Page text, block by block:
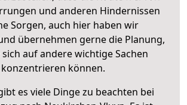
und anderen Hindernissen
Sorgen, auch hier haben wir
übernehmen gerne die Planung,
auf andere wichtige Sachen
konzentrieren können.
es viele Dinge zu beachten bei